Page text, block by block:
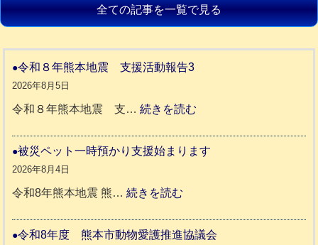
全ての記事を一覧で見る
令和８年熊本地震 支援活動報告3
2026年8月5日
令和８年熊本地震 支…続きを読む
和
本
被災ペット一時預かり支援始まります
2026年8月4日
令和8年熊本地震 熊…続きを読む
災
令和8年度 熊本市動物愛護推進協議会